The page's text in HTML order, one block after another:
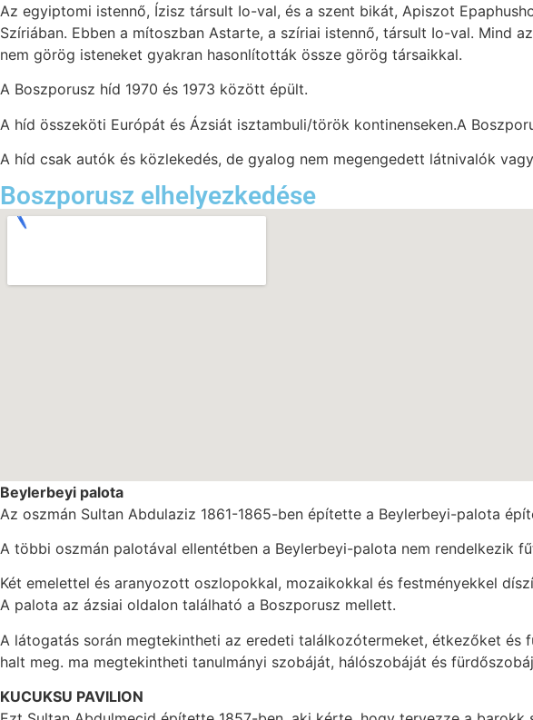
Az egyiptomi istennő, Ízisz társult Io-val, és a szent bikát, Apiszot
Szíriában. Ebben a mítoszban Astarte, a szíriai istennő, társult Io-val. Mind
nem görög isteneket gyakran hasonlították össze görög társaikkal.
A Boszporusz híd 1970 és 1973 között épült.
A híd összeköti Európát és Ázsiát isztambuli/török kontinenseken.A
A híd csak autók és közlekedés, de gyalog nem megengedett látnivalók
Boszporusz elhelyezkedése
Beylerbeyi palota
Az oszmán Sultan Abdulaziz 1861-1865-ben építette a Beylerbeyi-palota
A többi oszmán palotával ellentétben a Beylerbeyi-palota nem rendelkezik
Két emelettel és aranyozott oszlopokkal, mozaikokkal és festményekkel
A palota az ázsiai oldalon található a Boszporusz mellett.
A látogatás során megtekintheti az eredeti találkozótermeket, étkezőket és
halt meg. ma megtekintheti tanulmányi szobáját, hálószobáját és
KUCUKSU PAVILION